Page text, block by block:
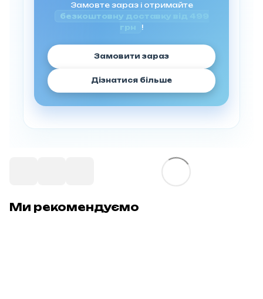
Замовте зараз і отримайте
безкоштовну доставку від 499
грн
!
Замовити зараз
Дізнатися більше
Ми рекомендуємо